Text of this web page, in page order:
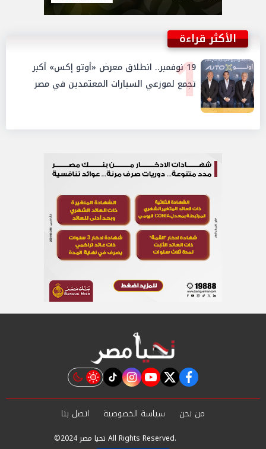
الأكثر قراءة
119 نوفمبر.. انطلاق معرض «أوتو إكس» أكبر
تجمع لموزعي السيارات المعتمدين في مصر
facebook
twitter
youtube
instagram
tiktok
من نحن سياسة الخصوصية اتصل بنا
©2024 تحيا مصر All Rights Reserved.